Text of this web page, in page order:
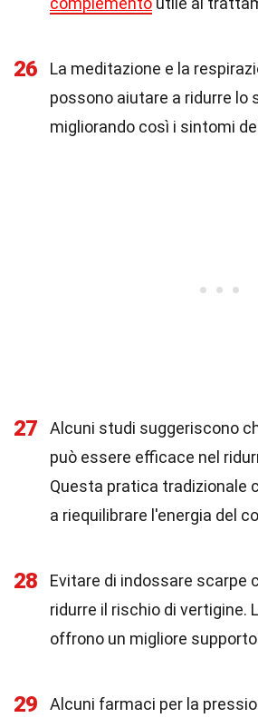
26
La meditazione e la
possono aiutare a ridurre lo
migliorando così i sintomi
27
Alcuni studi suggeriscono
può essere efficace nel
Questa pratica tradizionale
a riequilibrare l'energia del
28
Evitare di indossare scarpe
ridurre il rischio di vertigine.
offrono un migliore
29
Alcuni farmaci per la